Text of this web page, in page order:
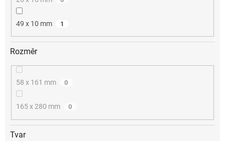
49 x 10 mm 1
Rozměr
58 x 161 mm 0
165 x 280 mm 0
Tvar